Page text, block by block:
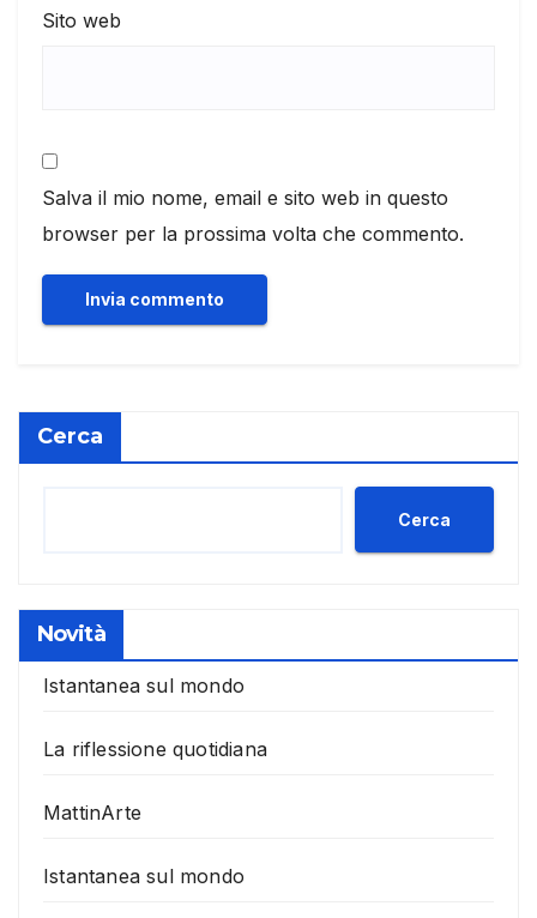
Sito web
Salva il mio nome, email e sito web in questo
browser per la prossima volta che commento.
Cerca
Cerca
Novità
Istantanea sul mondo
La riflessione quotidiana
MattinArte
Istantanea sul mondo